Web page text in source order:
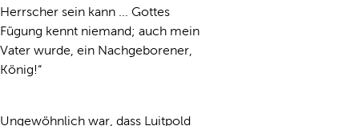
Herrscher sein kann ... Gottes
Fügung kennt niemand; auch mein
Vater wurde, ein Nachgeborener,
König!“
Ungewöhnlich war, dass Luitpold